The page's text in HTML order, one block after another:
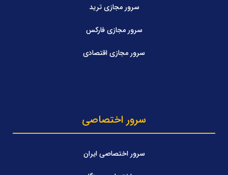
سرور مجازی ترید
سرور مجازی فارکس
سرور مجازی اقتصادی
سرور اختصاصی
سرور اختصاصی ایران